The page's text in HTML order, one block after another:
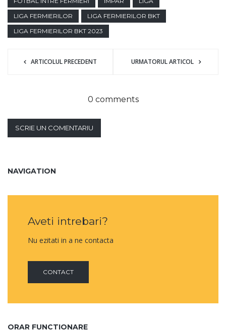
LIGA FERMIERILOR
LIGA FERMIERILOR BKT
LIGA FERMIERILOR BKT 2023
ARTICOLUL PRECEDENT URMATORUL ARTICOL
0 comments
SCRIE UN COMENTARIU
NAVIGATION
Aveti intrebari?
Nu ezitati in a ne contacta
CONTACT
ORAR FUNCTIONARE